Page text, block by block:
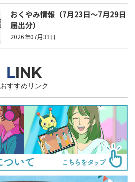
おくやみ情報（7月23日～7月29日
届出分）
2026年07月31日
LINK
おすすめリンク